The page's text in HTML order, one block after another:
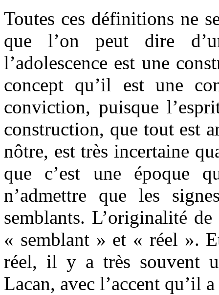
Toutes ces définitions ne
que l’on peut dire
l’adolescence est une
concept qu’il est une
conviction, puisque
construction, que tout est
nôtre, est très incertaine
que c’est une époque
n’admettre que les
semblants. L’originalité
« semblant » et « réel ».
réel, il y a très souvent
Lacan, avec l’accent qu’il